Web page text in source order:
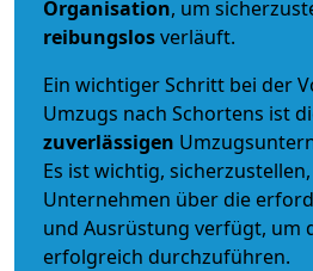
Organisation, um
reibungslosverläuft.
Ein wichtiger Schritt bei der
Umzugs nach Schortens ist
zuverlässigen
Es ist wichtig,
Unternehmen über die
und Ausrüstung verfügt, um
erfolgreich durchzuführen.